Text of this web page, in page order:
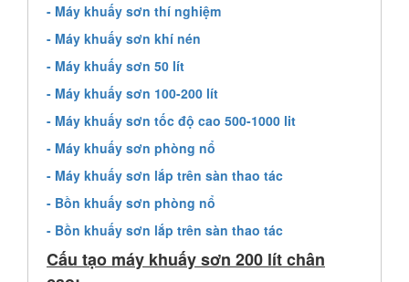
- Máy khuấy sơn thí nghiệm
- Máy khuấy sơn khí nén
- Máy khuấy sơn 50 lít
- Máy khuấy sơn 100-200 lít
- Máy khuấy sơn tốc độ cao 500-1000 lit
- Máy khuấy sơn phòng nổ
- Máy khuấy sơn lắp trên sàn thao tác
- Bồn khuấy sơn phòng nổ
- Bồn khuấy sơn lắp trên sàn thao tác
Cấu tạo máy khuấy sơn 200 lít chân